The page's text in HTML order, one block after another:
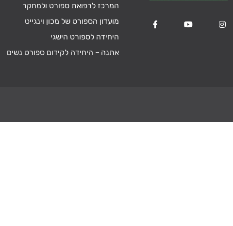
המרכז לרפואת ספורט ולמחקר
מועדון הספורט של מכון וינגייט
היחידה לספורט הישגי
אתנה – היחידה לקידום ספורט נשים